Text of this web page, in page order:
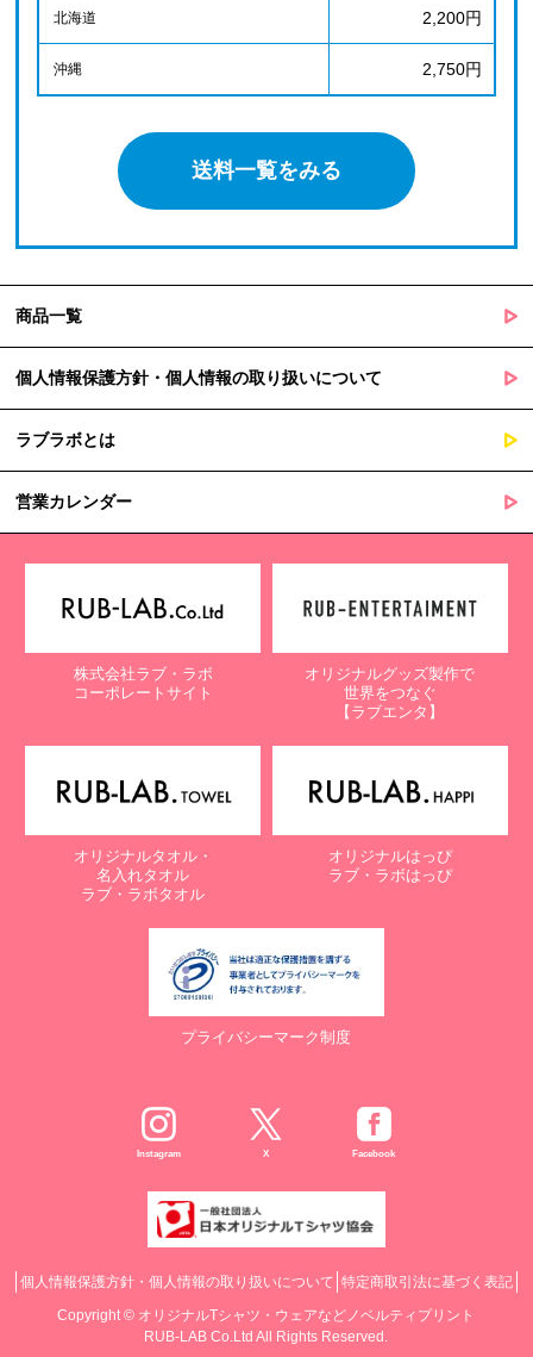
北海道 2,200円
沖縄 2,750円
送料一覧をみる
商品一覧
個人情報保護方針・個人情報の取り扱いについて
ラブラボとは
営業カレンダー
株式会社ラブ・ラボ
コーポレートサイト
オリジナルグッズ製作で
世界をつなぐ
【ラブエンタ】
オリジナルタオル・
名入れタオル
ラブ・ラボタオル
オリジナルはっぴ
ラブ・ラボはっぴ
プライバシーマーク制度
Instagram X Facebook
個人情報保護方針・個人情報の取り扱いについて 特定商取引法に基づく表記
Copyright © オリジナルTシャツ・ウェアなどノベルティプリント
RUB-LAB Co.Ltd All Rights Reserved.